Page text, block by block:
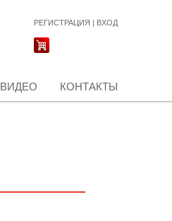
РЕГИСТРАЦИЯ | ВХОД
ВИДЕО КОНТАКТЫ